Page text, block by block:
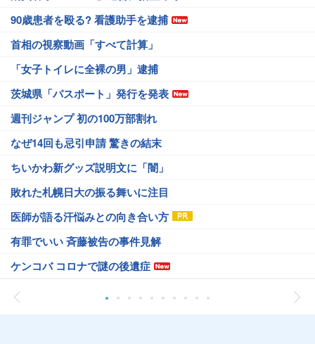
90歳患者を殴る? 看護助手を逮捕
首相の視察動画「すべて計算」
「女子トイレに全裸の男」逮捕
茨城県「パスポート」発行を発表
週刊ジャンプ 初の100万部割れ
なぜ14回も忌引申請 驚きの結末
ちいかわ新グッズ説明文に「闇」
敗れた札幌日大の振る舞いに注目
医師が語る汗悩みとの向き合い方
有罪でいい 斉藤被告の事件見解
ケンコバ コロナで謎の後遺症